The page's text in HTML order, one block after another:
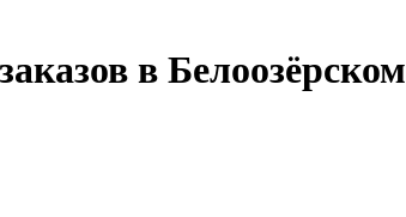
в Белоозёрском